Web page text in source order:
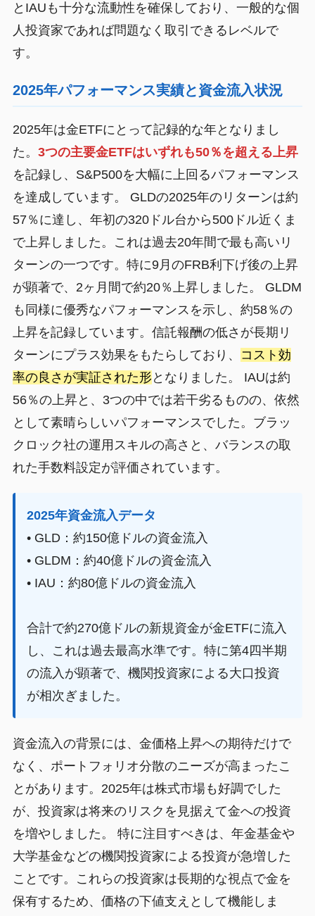
とIAUも十分な流動性を確保しており、一般的な個
人投資家であれば問題なく取引できるレベルで
す。
2025年パフォーマンス実績と資金流入状況
2025年は金ETFにとって記録的な年となりまし
た。 3つの主要金ETFはいずれも50％を超える上昇
を記録し、S&P500を大幅に上回るパフォーマンス
を達成しています。 GLDの2025年のリターンは約
57％に達し、年初の320ドル台から500ドル近くま
で上昇しました。これは過去20年間で最も高いリ
ターンの一つです。特に9月のFRB利下げ後の上昇
が顕著で、2ヶ月間で約20％上昇しました。 GLDM
も同様に優秀なパフォーマンスを示し、約58％の
上昇を記録しています。信託報酬の低さが長期リ
ターンにプラス効果をもたらしており、
コスト効
率の良さが実証された形となりました。 IAUは約
56％の上昇と、3つの中では若干劣るものの、依然
として素晴らしいパフォーマンスでした。ブラッ
クロック社の運用スキルの高さと、バランスの取
れた手数料設定が評価されています。
2025年資金流入データ
• GLD：約150億ドルの資金流入
• GLDM：約40億ドルの資金流入
• IAU：約80億ドルの資金流入
合計で約270億ドルの新規資金が金ETFに流入
し、これは過去最高水準です。特に第4四半期
の流入が顕著で、機関投資家による大口投資
が相次ぎました。
資金流入の背景には、金価格上昇への期待だけで
なく、ポートフォリオ分散のニーズが高まったこ
とがあります。2025年は株式市場も好調でした
が、投資家は将来のリスクを見据えて金への投資
を増やしました。 特に注目すべきは、年金基金や
大学基金などの機関投資家による投資が急増した
ことです。これらの投資家は長期的な視点で金を
保有するため、価格の下値支えとして機能しま